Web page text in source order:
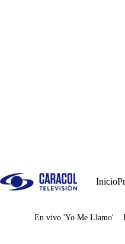
Inicio
Juegos
En vivo 'Yo Me Llamo'